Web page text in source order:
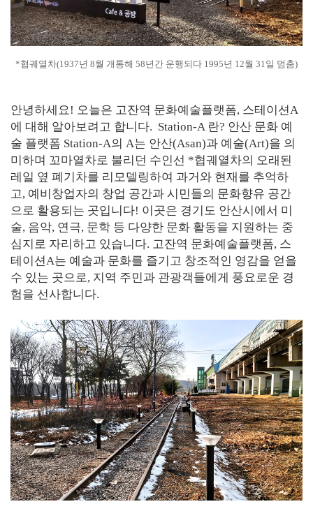
*협궤열차(1937년 8월 개통해 58년간 운행되다 1995년 12월 31일 멈춤)
안녕하세요! 오늘은 고잔역 문화예술플랫폼, 스테이션A
에 대해 알아보려고 합니다. Station-A 란? 안산 문화 예
술 플랫폼 Station-A의 ​A는 안산(Asan)과 예술(Art)을 의
미하며 꼬마열차로 불리던 수인선 *협궤열차의 오래된
레일 옆 폐기차를 리모델링하여 과거와 현재를 추억하
고, 예비창업자의 창업 공간과 시민들의 문화향유 공간
으로 활용되는 곳입니다! 이곳은 경기도 안산시에서 미
술, 음악, 연극, 문학 등 다양한 문화 활동을 지원하는 중
심지로 자리하고 있습니다. 고잔역 문화예술플랫폼, 스
테이션A는 예술과 문화를 즐기고 창조적인 영감을 얻을
수 있는 곳으로, 지역 주민과 관광객들에게 풍요로운 경
험을 선사합니다.